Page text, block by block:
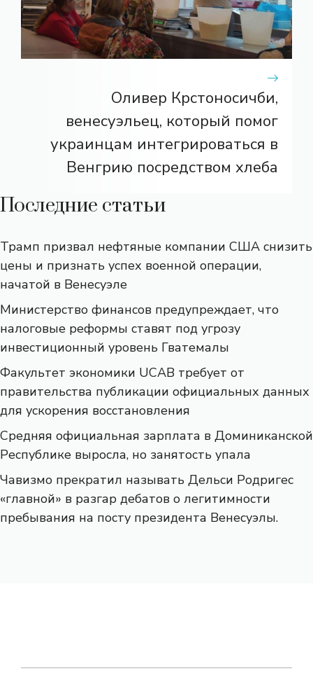
Оливер Крстоносичби,
венесуэльец, который помог
украинцам интегрироваться в
Венгрию посредством хлеба
Последние статьи
Трамп призвал нефтяные компании США снизить
цены и признать успех военной операции,
начатой ​​в Венесуэле
Министерство финансов предупреждает, что
налоговые реформы ставят под угрозу
инвестиционный уровень Гватемалы
Факультет экономики UCAB требует от
правительства публикации официальных данных
для ускорения восстановления
Средняя официальная зарплата в Доминиканской
Республике выросла, но занятость упала
Чавизмо прекратил называть Дельси Родригес
«главной» в разгар дебатов о легитимности
пребывания на посту президента Венесуэлы.